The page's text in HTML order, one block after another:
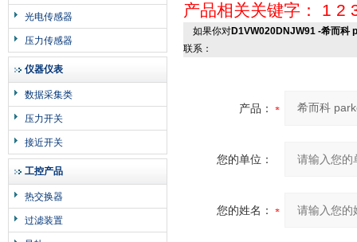
光电传感器
压力传感器
仪器仪表
数据采集类
压力开关
接近开关
工控产品
热交换器
过滤装置
产品相关关键字： 1 2
如果你对D1VW020DNJW91 -希而科
联系：
产品：
您的单位：
您的姓名：